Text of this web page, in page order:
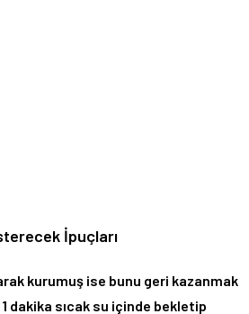
İpuçları
kurumuş ise bunu geri kazanmak
dakika sıcak su içinde bekletip